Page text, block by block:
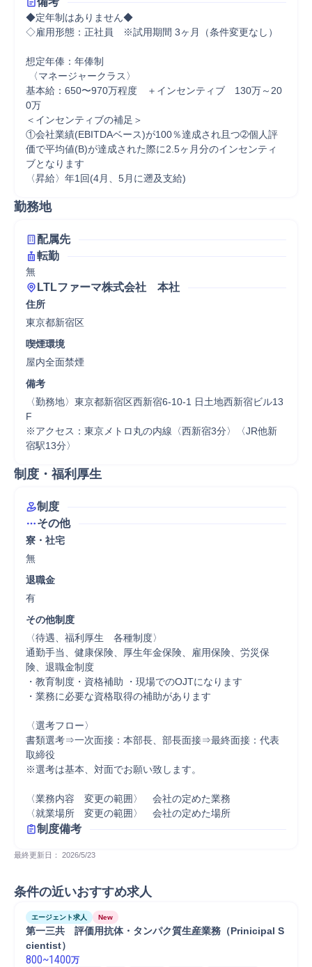
◆定年制はありません◆
◇雇用形態：正社員　※試用期間 3ヶ月（条件変更なし）
想定年俸：年俸制
基本給：650〜970万程度　＋インセンティブ　130万～20
0万
＜インセンティブの補足＞
①会社業績(EBITDAベース)が100％達成され且つ➁個人評
価で平均値(B)が達成された際に2.5ヶ月分のインセンティ
ブとなります
勤務地
配属先
転勤
無
LTLファーマ株式会社　本社
住所
東京都新宿区
喫煙環境
屋内全面禁煙
備考
〈勤務地〉東京都新宿区西新宿6-10-1 日土地西新宿ビル13
F
※アクセス：東京メトロ丸の内線〈西新宿3分〉〈JR他新
宿駅13分〉
制度・福利厚生
制度
その他
寮・社宅
無
退職金
有
その他制度
〈待遇、福利厚生　各種制度〉
通勤手当、健康保険、厚生年金保険、雇用保険、労災保
険、退職金制度
・教育制度・資格補助 ・現場でのOJTになります
・業務に必要な資格取得の補助があります
〈選考フロー〉
書類選考⇒一次面接：本部長、部長面接⇒最終面接：代表
取締役
※選考は基本、対面でお願い致します。
〈業務内容　変更の範囲〉　会社の定めた業務
制度備考
最終更新日： 2026/5/23
条件の近いおすすめ求人
エージェント求人 New
第一三共　評価用抗体・タンパク質生産業務（Prinicipal S
cientist）
800~1400万